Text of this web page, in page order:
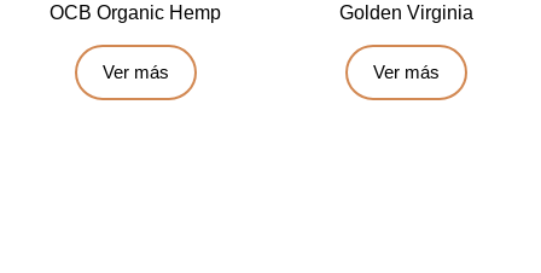
OCB Organic Hemp
Ver más
Golden Virginia
Ver más